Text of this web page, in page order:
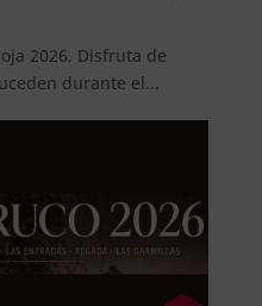
2026. Disfruta de
durante el...